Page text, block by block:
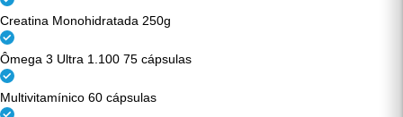
100% Whey Protein Concentrado 450g ou 900g
Creatina Monohidratada 250g
Ômega 3 Ultra 1.100 75 cápsulas